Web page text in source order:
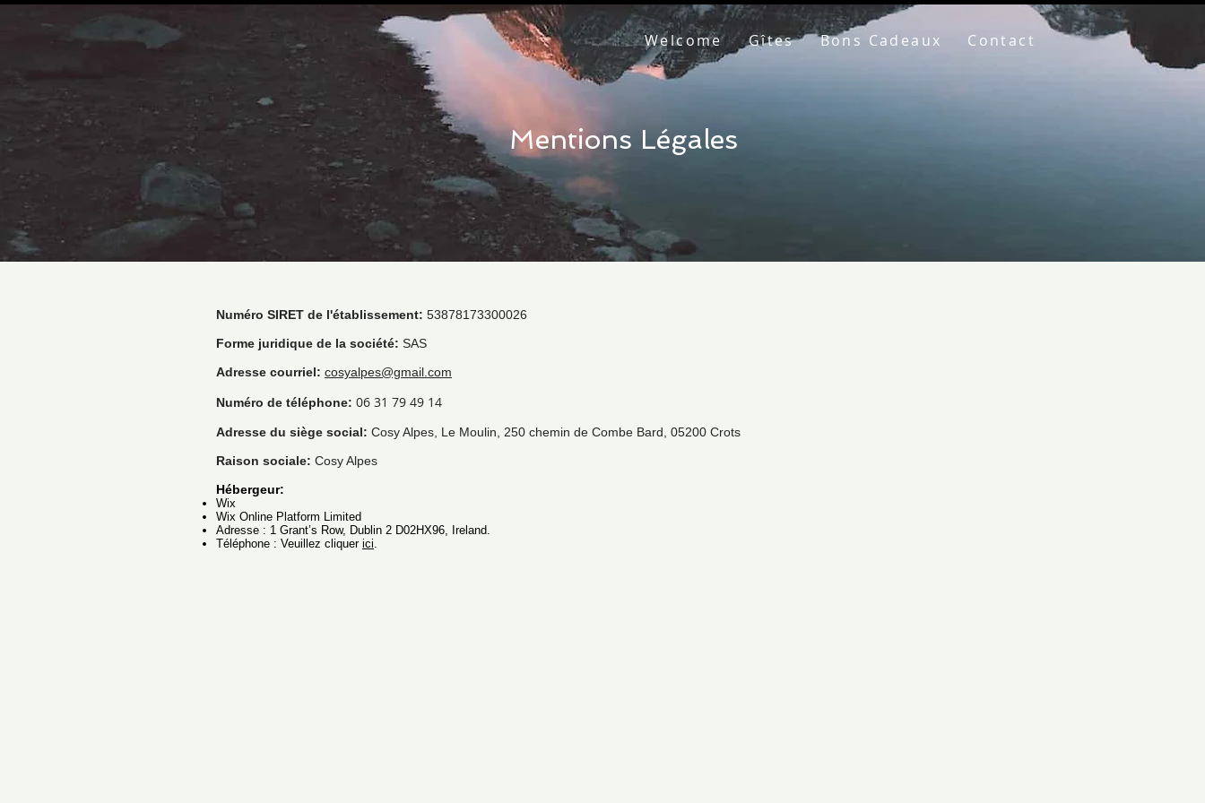
Mentions Légales
Numéro SIRET de l'établissement: 53878173300026
Forme juridique de la société: SAS
Adresse courriel: cosyalpes@gmail.com
Numéro de téléphone: 06 31 79 49 14
Adresse du siège social: Cosy Alpes, Le Moulin, 250 chemin de Combe Bard, 05200 Crots
Raison sociale: Cosy Alpes
Hébergeur:
Wix
Wix Online Platform Limited
Adresse : 1 Grant’s Row, Dublin 2 D02HX96, Ireland.
Téléphone : Veuillez cliquer ici.
Welcome Gîtes Bons Cadeaux Contact